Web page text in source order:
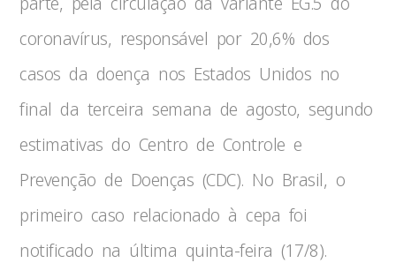
coronavírus, responsável por 20,6% dos
casos da doença nos Estados Unidos no
final da terceira semana de agosto, segundo
estimativas do Centro de Controle e
Prevenção de Doenças (CDC). No Brasil, o
primeiro caso relacionado à cepa foi
notificado na última quinta-feira (17/8).